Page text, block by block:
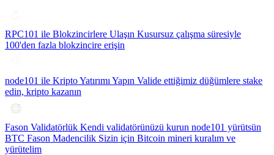
RPC101 ile Blokzincirlere Ulaşın Kusursuz çalışma süresiyle
100'den fazla blokzincire erişin
node101 ile Kripto Yatırımı Yapın Valide ettiğimiz düğümlere stake
edin, kripto kazanın
Fason Validatörlük Kendi validatörünüzü kurun node101 yürütsün
BTC Fason Madencilik Sizin için Bitcoin mineri kuralım ve
yürütelim